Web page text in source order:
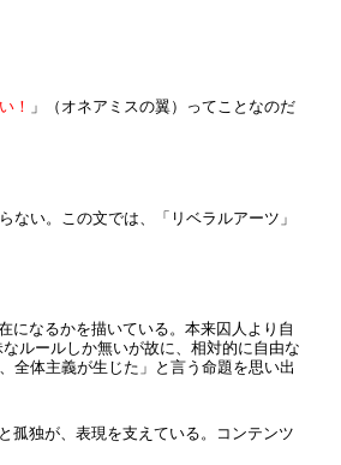
！
」（オネアミスの翼）ってことなのだ
い。この文では、「リベラルアーツ」
になるかを描いている。本来囚人より自
ルールしか無いが故に、相対的に自由な
全体主義が生じた」と言う命題を思い出
孤独が、表現を支えている。コンテンツ